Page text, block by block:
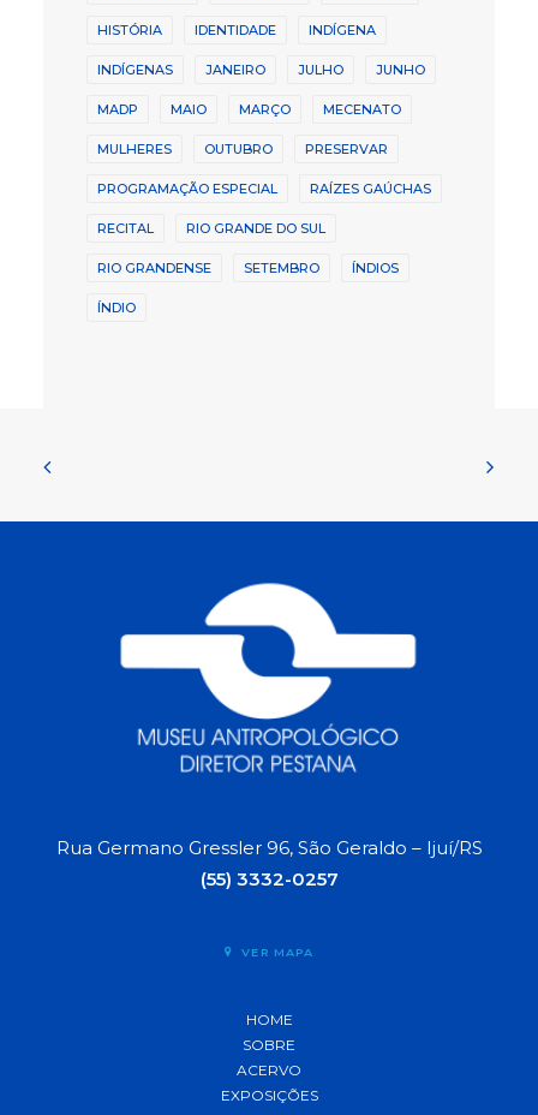
HISTÓRIA IDENTIDADE INDÍGENA
INDÍGENAS JANEIRO JULHO JUNHO
MADP MAIO MARÇO MECENATO
MULHERES OUTUBRO PRESERVAR
PROGRAMAÇÃO ESPECIAL RAÍZES GAÚCHAS
RECITAL RIO GRANDE DO SUL
RIO GRANDENSE SETEMBRO ÍNDIOS
ÍNDIO
Rua Germano Gressler 96, São Geraldo – Ijuí/RS
(55) 3332-0257
VER MAPA
HOME
SOBRE
ACERVO
EXPOSIÇÕES